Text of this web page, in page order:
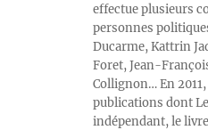
effectue plusieurs
personnes
Ducarme, Kattrin
Foret, Jean-
Collignon… En
publications dont
indépendant, le